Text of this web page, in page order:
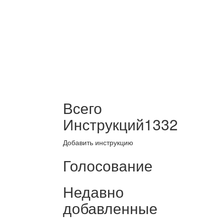
Всего
Инструкций1332
Добавить инструкцию
Голосование
Недавно
добавленные